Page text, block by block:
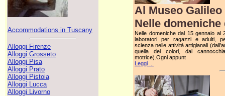
Accommodations in Tuscany
Alloggi Firenze
Alloggi Grosseto
Alloggi Pisa
Alloggi Prato
Alloggi Pistoia
Alloggi Lucca
Alloggi Livorno
Al Museo
Nelle domeniche
Nelle domeniche dal 15 gennaio al
laboratori per ragazzi e adulti,
scienza nelle attività artigianali
quella dei colori, dal
motrice).Ogni appunt
Leggi ...